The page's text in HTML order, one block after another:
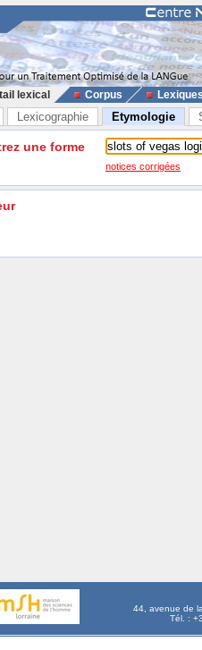
lexical Corpus
Lexicographie Etymologie
une forme
notices corrigées
44, avenue de
Tél. :